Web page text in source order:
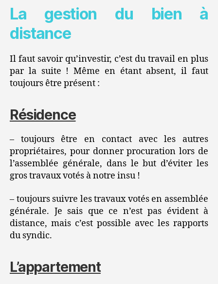
La gestion du bien à
distance
Il faut savoir qu’investir, c’est du travail en plus
par la suite ! Même en étant absent, il faut
toujours être présent :
Résidence
– toujours être en contact avec les autres
propriétaires, pour donner procuration lors de
l’assemblée générale, dans le but d’éviter les
gros travaux votés à notre insu !
– toujours suivre les travaux votés en assemblée
générale. Je sais que ce n’est pas évident à
distance, mais c’est possible avec les rapports
du syndic.
L’appartement